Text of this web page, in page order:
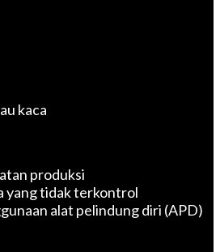
kaca
produksi
yang tidak terkontrol
alat pelindung diri (APD)